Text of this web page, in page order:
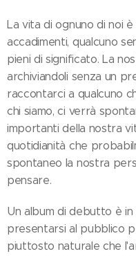
La vita di ognuno di noi
accadimenti, qualcuno
pieni di significato. La
archiviandoli senza un
raccontarci a qualcuno
chi siamo, ci verrà
importanti della nostra
quotidianità che
spontaneo la nostra
pensare.
Un album di debutto è
presentarsi al pubblico
piuttosto naturale che